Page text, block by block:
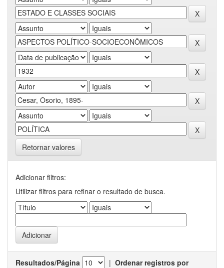
Retornar valores
Adicionar filtros:
Utilizar filtros para refinar o resultado de busca.
Resultados/Página | Ordenar registros por